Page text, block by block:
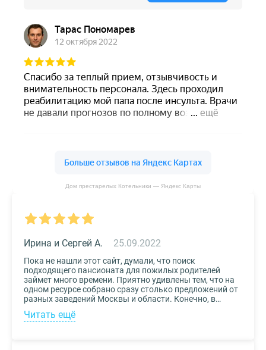
Дом престарелых Котельники — Яндекс Карты
25.09.2022
Ирина и Сергей А.
Пока не нашли этот сайт, думали, что поиск
подходящего пансионата для пожилых родителей
займет много времени. Приятно удивлены тем, что на
одном ресурсе собрано сразу столько предложений от
разных заведений Москвы и области. Конечно, в
приоритете был выбор по месту расположения –
хотелось бы, чтоб пансионат находился недалеко от
Читать ещё